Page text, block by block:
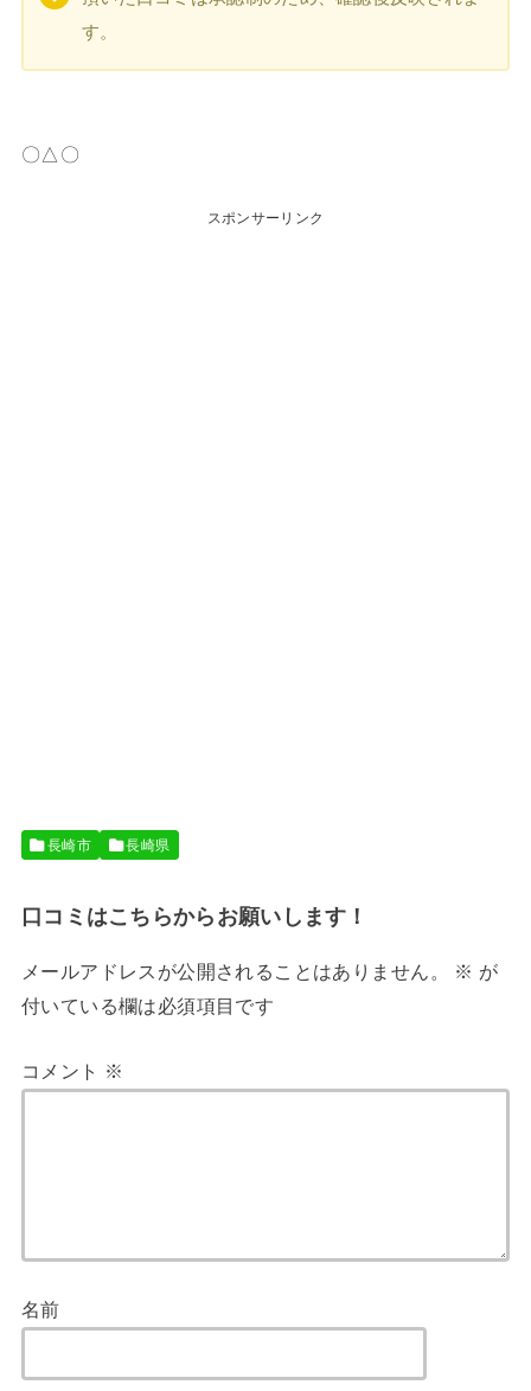
す。
〇△〇
スポンサーリンク
長崎市 長崎県
口コミはこちらからお願いします！
メールアドレスが公開されることはありません。 ※ が
付いている欄は必須項目です
コメント ※
名前